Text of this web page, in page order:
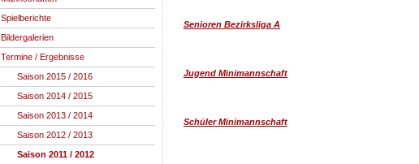
Spielberichte
Bildergalerien
Termine / Ergebnisse
Saison 2015 / 2016
Saison 2014 / 2015
Saison 2013 / 2014
Saison 2012 / 2013
Saison 2011 / 2012
Senioren Bezirksliga A
Jugend Minimannschaft
Schüler Minimannschaft